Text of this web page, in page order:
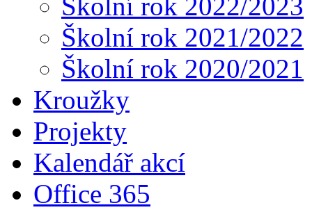
Školní rok 2022/2023
Školní rok 2021/2022
Školní rok 2020/2021
Kroužky
Projekty
Kalendář akcí
Office 365